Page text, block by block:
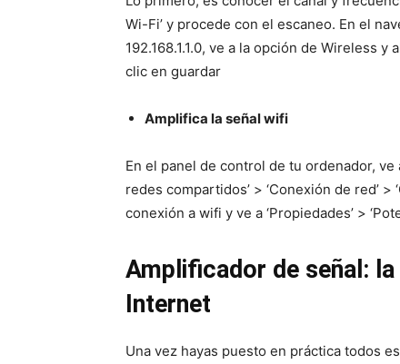
Wi-Fi’ y procede con el escaneo. En el
192.168.1.1.0, ve a la opción de Wireless
clic en guardar
Amplifica la señal wifi
En el panel de control de tu ordenador, ve
redes compartidos’ > ‘Conexión de red’
conexión a wifi y ve a ‘Propiedades’ >
Amplificador de señal:
Internet
Una vez hayas puesto en práctica todos